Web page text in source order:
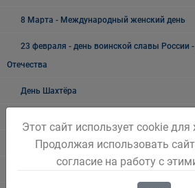
8 Марта - Международный женский день
23 февраля - день воинской славы России
Отечества
День Шахтёра
19 мая - День пионерии
Этот сайт использует cookie
Продолжая использовать
согласие на работу с